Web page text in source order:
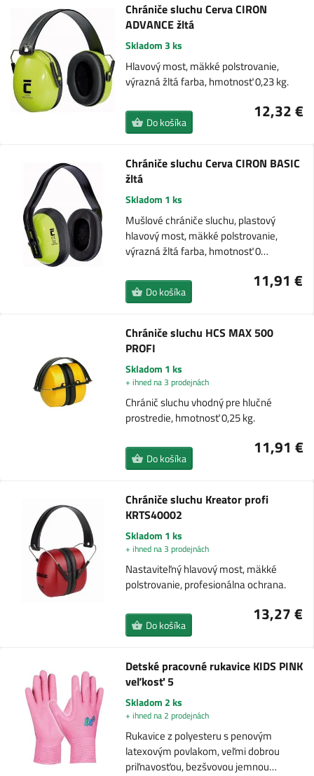
Chrániče sluchu Cerva CIRON
ADVANCE žltá
Skladom 3 ks
Hlavový most, mäkké polstrovanie,
výrazná žltá farba, hmotnosť 0,23 kg.
12,32 €
Do košíka
Chrániče sluchu Cerva CIRON BASIC
žltá
Skladom 1 ks
Mušlové chrániče sluchu, plastový
hlavový most, mäkké polstrovanie,
výrazná žltá farba, hmotnosť 0…
11,91 €
Do košíka
Chrániče sluchu HCS MAX 500
PROFI
Skladom 1 ks
+ ihned na 3 prodejnách
Chránič sluchu vhodný pre hlučné
prostredie, hmotnosť 0,25 kg.
11,91 €
Do košíka
Chrániče sluchu Kreator profi
KRTS40002
Skladom 1 ks
+ ihned na 3 prodejnách
Nastaviteľný hlavový most, mäkké
polstrovanie, profesionálna ochrana.
13,27 €
Do košíka
Detské pracovné rukavice KIDS PINK
veľkosť 5
Skladom 2 ks
+ ihned na 2 prodejnách
Rukavice z polyesteru s penovým
latexovým povlakom, veľmi dobrou
priľnavosťou, bezšvovou jemnou…